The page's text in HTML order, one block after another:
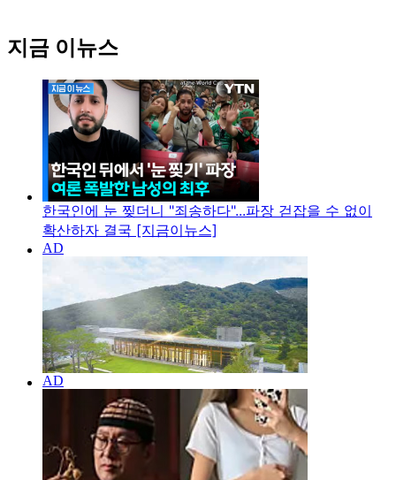
지금 이뉴스
한국인에 눈 찢더니 "죄송하다"...파장 걷잡을 수 없이
확산하자 결국 [지금이뉴스]